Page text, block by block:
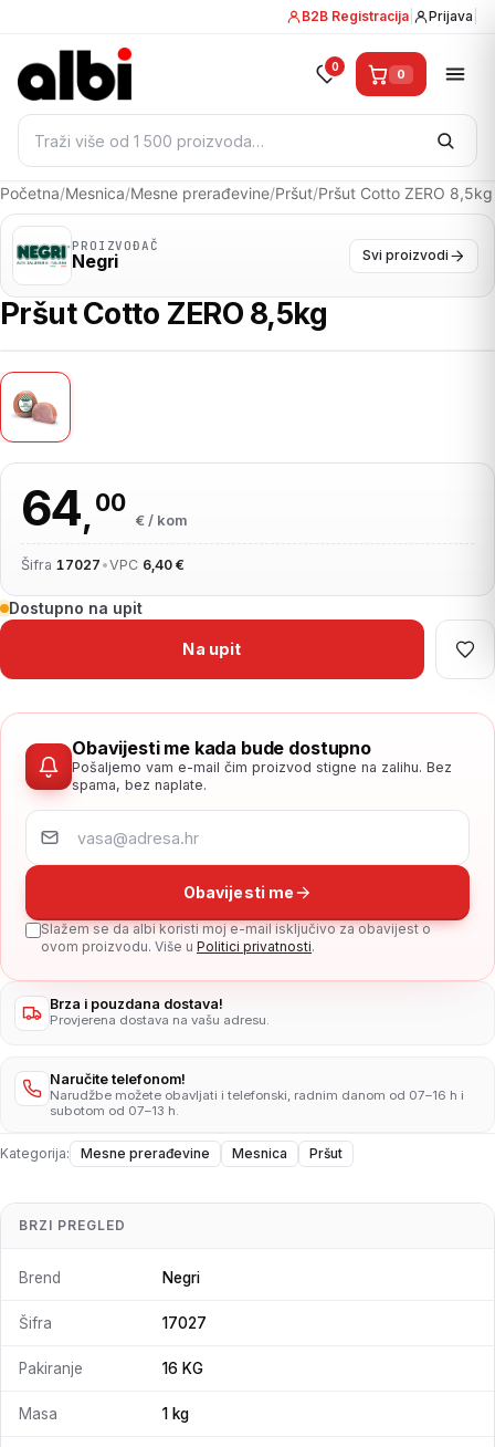
B2B Registracija Prijava
Pretraži:
0 0
Početna/Mesnica/Mesne prerađevine/Pršut/Pršut Cotto ZERO 8,5kg
PROIZVOĐAČ
Negri Svi proizvodi
Pršut Cotto ZERO 8,5kg
64,00
€ / kom
Šifra 17027 •VPC 6,40 €
Dostupno na upit
Na upit
Obavijesti me kada bude dostupno
Pošaljemo vam e-mail čim proizvod stigne na zalihu. Bez
spama, bez naplate.
Obavijesti me
Slažem se da albi koristi moj e-mail isključivo za obavijest o
ovom proizvodu. Više u Politici privatnosti.
Brza i pouzdana dostava!
Provjerena dostava na vašu adresu.
Naručite telefonom!
Narudžbe možete obavljati i telefonski, radnim danom od 07–16 h i
subotom od 07–13 h.
Kategorija: Mesne prerađevine Mesnica Pršut
BRZI PREGLED
Brend Negri
Šifra 17027
Pakiranje 16 KG
Masa 1 kg